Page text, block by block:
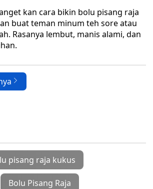
kan cara bikin bolu pisang raja
buat teman minum teh sore atau
Rasanya lembut, manis alami, dan
pisang raja kukus
Bolu Pisang Raja